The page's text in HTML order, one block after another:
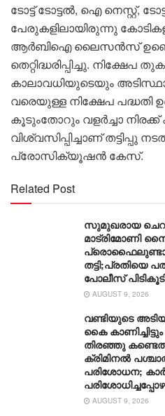
ടോട്ട് ടോട്ടൽ, ഐ നെസ്റ്റ്,
പേരുകളിലായിരുന്നു
ആർബിഐ ലൈസൻസ്
തെറ്റിദ്ധരിപ്പിച്ചു. നിക്ഷേപ
കാലാവധിയുടെയും
വരെയുള്ള നിക്ഷേപ പദ്ധതി
കൂടുംതോറും വളർച്ചാ
വിശ്വസിപ്പിച്ചാണ് തട്ടിപ്പു
പ്രോസിക്യൂഷൻ കേസ്.
Related Post
സുമുഖരായ
മാട്രിമോണി
തട്ടി;പ്രതിയെ
പോലീസ്
AUGUST 9, 2026
വണ്ടിയുടെ
കൈ
തിരഞ്ഞു
ക്രിമിനൽ
പരിശോധന;
AUGUST 9, 2026